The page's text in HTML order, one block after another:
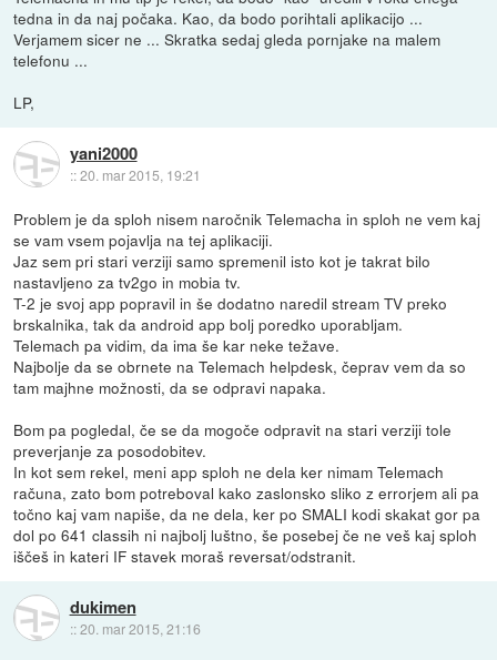
tedna in da naj počaka. Kao, da bodo porihtali aplikacijo ...
Verjamem sicer ne ... Skratka sedaj gleda pornjake na malem
telefonu ...
LP,
yani2000
::20. mar 2015, 19:21
Problem je da sploh nisem naročnik Telemacha in sploh ne vem kaj
se vam vsem pojavlja na tej aplikaciji.
Jaz sem pri stari verziji samo spremenil isto kot je takrat bilo
nastavljeno za tv2go in mobia tv.
T-2 je svoj app popravil in še dodatno naredil stream TV preko
brskalnika, tak da android app bolj poredko uporabljam.
Telemach pa vidim, da ima še kar neke težave.
Najbolje da se obrnete na Telemach helpdesk, čeprav vem da so
tam majhne možnosti, da se odpravi napaka.
Bom pa pogledal, če se da mogoče odpravit na stari verziji tole
preverjanje za posodobitev.
In kot sem rekel, meni app sploh ne dela ker nimam Telemach
računa, zato bom potreboval kako zaslonsko sliko z errorjem ali pa
točno kaj vam napiše, da ne dela, ker po SMALI kodi skakat gor pa
dol po 641 classih ni najbolj luštno, še posebej če ne veš kaj sploh
iščeš in kateri IF stavek moraš reversat/odstranit.
dukimen
::20. mar 2015, 21:16